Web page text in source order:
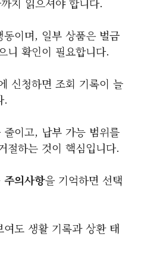
이며, 일부 상품은 벌금
니 확인이 필요합니다.
신청하면 조회 기록이 늘
.
이고, 납부 가능 범위를
절하는 것이 핵심입니다.
주의사항을 기억하면 선택
도 생활 기록과 상환 태